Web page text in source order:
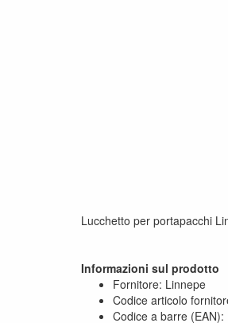
Lucchetto per portapacchi
Informazioni sul prodotto
Fornitore: Linnepe
Codice articolo
Codice a barre (EAN):